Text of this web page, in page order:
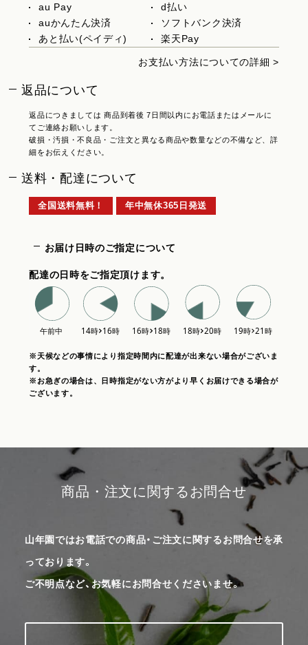
au Pay
d払い
auかんたん決済
ソフトバンク決済
あと払い(ペイディ)
楽天Pay
お支払い方法についての詳細 >
返品について
返品につきましては 商品到着後 7日間以内にお電話またはメールに
てご連絡お願いします。
破損・汚損・不良品・ご注文と異なる商品や数量などの不備など、詳
細をお伝えください。
送料・配達について
全国送料無料！ 年中無休365日発送
お届け日時のご指定について
配達の日時をご指定頂けます。
※天候などの事情により指定時間内に配達が出来ない場合がございま
す。
※お急ぎの場合は、日時指定がない方がより早くお届けできる場合が
ございます。
商品・注文に関するお問合せ
山年園ではお電話での商品・ご注文に関するお問合せを承
っております。
ご不明点など、お気軽にお問合せくださいませ。